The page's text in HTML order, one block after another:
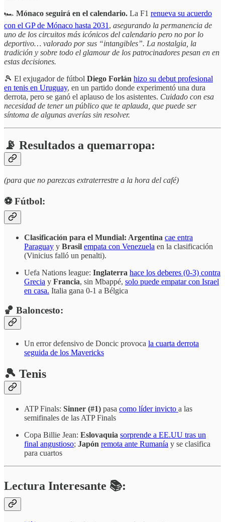
🏎️ Mónaco seguirá en el calendario. La F1 renueva su acuerdo
con el GP de Mónaco hasta 2031 , asegurando la permanencia de
uno de los circuitos más icónicos del calendario pero no por lo
deportivo… valorado por sus “intangibles”. La nostalgia, la
tradición y sobre todo el glamour de los patrocinadores pesan en en
estas decisiones.
🎾 El exjugador de fútbol Diego Forlán hizo su debut profesional
en tenis en Uruguay, en un partido donde experimentó una dura
derrota, pero se ganó el aplauso de los asistentes. Cuidado con esa
necesidad de tener un público que te aplauda, que puede ser
síntoma de algunas averías sin resolver.
📡 Resultados a quemarropa:
(para que no parezcas extraterrestre a la hora del café)
⚽️ Fútbol:
Clasificación para el Mundial: Argentina cae entra
Paraguay y Brasil empata con Venezuela en la clasificación
(Vinicius falló un penalti).
Uefa Nations league: Inglaterra hace los deberes (0-3) contra
Grecia y Francia, sin Mbappé, solo puede empatar con Israel
en casa. Italia gana 0-1 a Bélgica
🏀 Baloncesto:
Un error defensivo de Doncic provoca la cuarta derrota
seguida de los Mavericks
🎾 Tenis
ATP Finals: Sinner (#1) pasa como líder invicto a las
semifinales de las ATP Finals
Copa Billie Jean: Eslovaquia sorprende a EE.UU tras un
final angustioso; Japón remota ante Rumanía y se clasifica
para cuartos
Lectura Interesante 📚: